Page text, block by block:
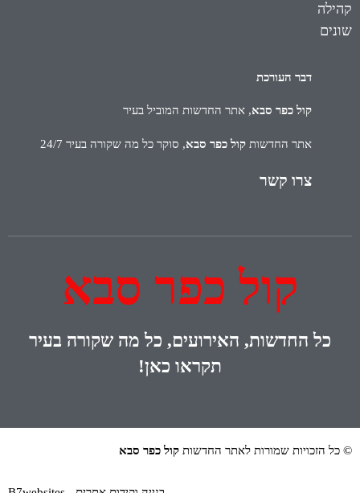
קהילה
שונים
דבר העורכת
קול כפר סבא, אתר החדשות המוביל בעיר
אתר החדשות קול כפר סבא, סוקר כל מה שקורה בעיר 24/7
צרו קשר
קול כפר סבא
כל החדשות, האירועים, כל מה שקורה בעיר
תקראו כאן!
© כל הזכויות שמורות לאתר החדשות קול כפר סבא